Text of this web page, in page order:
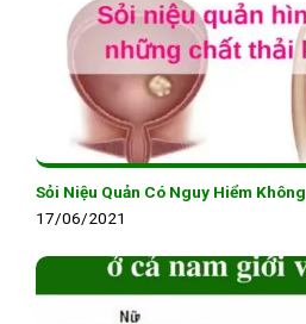
Sỏi Niệu Quản Có Nguy Hiểm Không
17/06/2021